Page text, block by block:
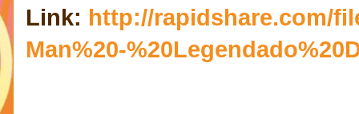
Link: http://rapidshare.com/
Man%20-